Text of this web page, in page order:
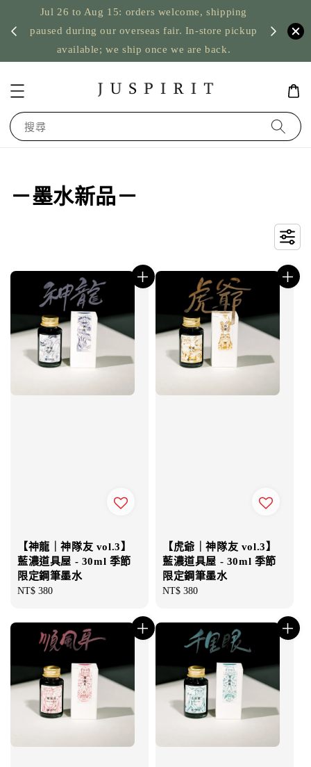
Jul 26 to Aug 15: orders welcome, shipping
paused during our overseas fair. In-store pickup
available; we ship once we are back.
US
搜尋
－墨水新品－
【神龍｜神隊友 vol.3】
藍濃道具屋 - 30ml 季節
限定鋼筆墨水
Regular
NT$ 380
【虎爺｜神隊友 vol.3】
藍濃道具屋 - 30ml 季節
限定鋼筆墨水
Regular
NT$ 380